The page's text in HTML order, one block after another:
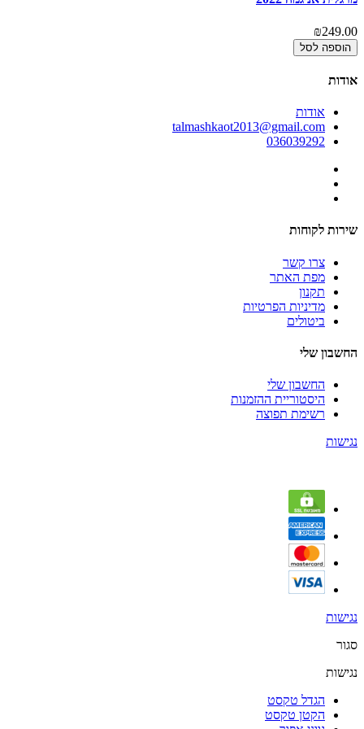
₪249.00
הוספה לסל
אודות
אודות
talmashkaot2013@gmail.com
036039292
שירות לקוחות
צרו קשר
מפת האתר
תקנון
מדיניות הפרטיות
ביטולים
החשבון שלי
החשבון שלי
היסטוריית ההזמנות
רשימת תפוצה
נגישות
נגישות
סגור
נגישות
הגדל טקסט
הקטן טקסט